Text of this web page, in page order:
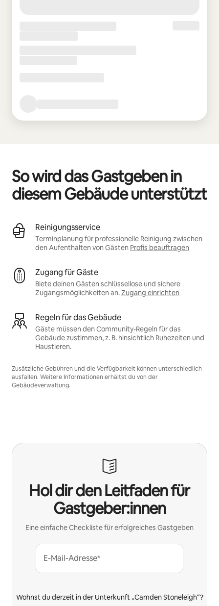
So wird das Gastgeben in
diesem Gebäude unterstützt
Reinigungsservice
Terminplanung für professionelle Reinigung zwischen
den Aufenthalten von Gästen Profis beauftragen
Zugang für Gäste
Biete deinen Gästen schlüssellose und sichere
Zugangsmöglichkeiten an.Zugang einrichten
Regeln für das Gebäude
Gäste müssen den Community-Regeln für das
Gebäude zustimmen, z. B. hinsichtlich Ruhezeiten und
Haustieren.
Zusätzliche Gebühren und die Verfügbarkeit können unterschiedlich
ausfallen. Weitere Informationen erhältst du von der
Gebäudeverwaltung.
Hol dir den Leitfaden für
Gastgeber:innen
Eine einfache Checkliste für erfolgreiches Gastgeben
E-Mail-Adresse*
Wohnst du derzeit in der Unterkunft „Camden Stoneleigh“?